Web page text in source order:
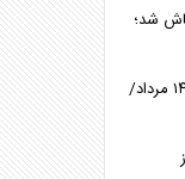
شد؛
آخرین قیمت طلا و سکه امروز چهارشنبه ۱۴ مرداد/